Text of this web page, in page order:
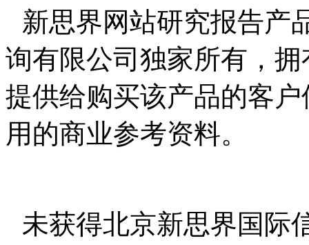
新思界网站研究报告产
询有限公司独家所有，
提供给购买该产品的客
用的商业参考资料。
未获得北京新思界国际